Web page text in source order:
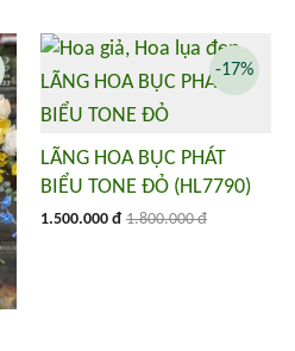
LÃNG HOA BỤC PHÁT
BIỂU TONE ĐỎ (HL7790)
1.500.000 đ 1.800.000 đ
-17%